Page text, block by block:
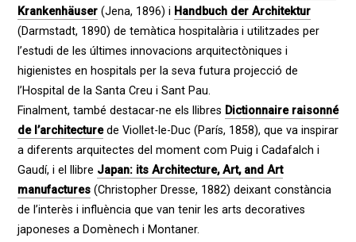
Krankenhäuser(Jena, 1896) i Handbuch der Architektur
(Darmstadt, 1890) de temàtica hospitalària i utilitzades per
l’estudi de les últimes innovacions arquitectòniques i
higienistes en hospitals per la seva futura projecció de
l’Hospital de la Santa Creu i Sant Pau.
Finalment, també destacar-ne els llibres Dictionnaire raisonné
de l’architecturede Viollet-le-Duc (París, 1858), que va inspirar
a diferents arquitectes del moment com Puig i Cadafalch i
Gaudí, i el llibre Japan: its Architecture, Art, and Art
manufactures(Christopher Dresse, 1882) deixant constància
de l’interès i influència que van tenir les arts decoratives
japoneses a Domènech i Montaner.